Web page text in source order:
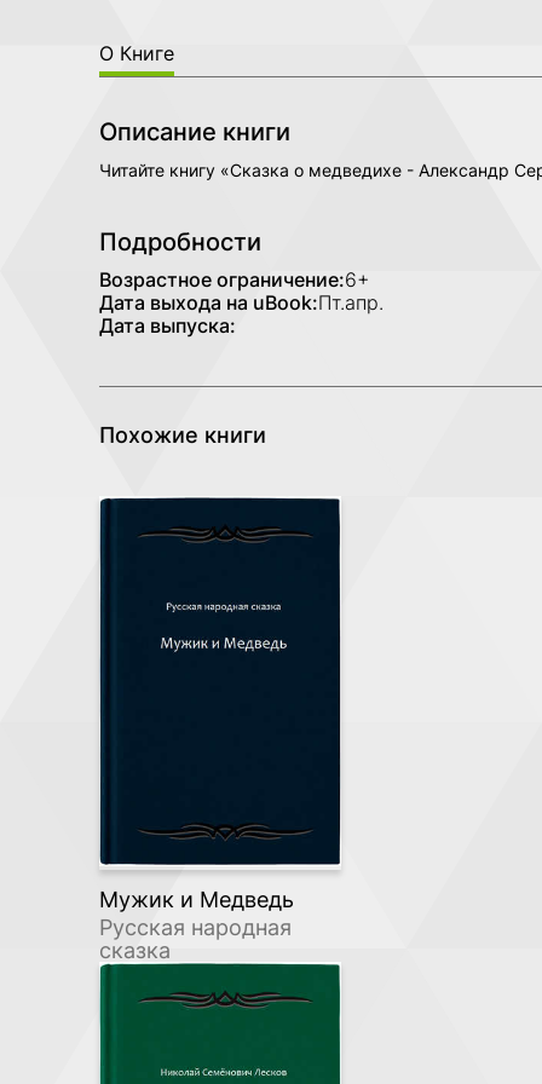
О Книге
Описание книги
Читайте книгу «Сказка о медведихе - Александр
Подробности
Возрастное ограничение:6+
Дата выхода на uBook:Пт.апр.
Дата выпуска:
Похожие книги
Мужик и Медведь
Русская народная
сказка